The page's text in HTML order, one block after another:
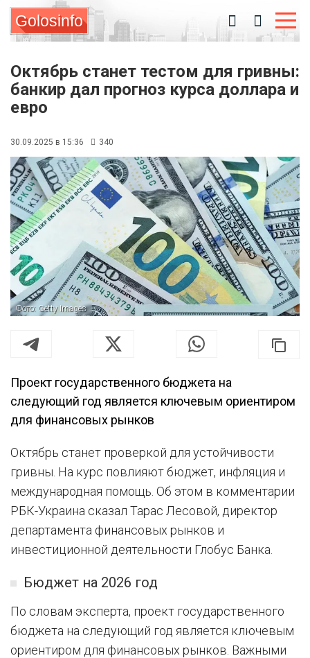
Golosinfo
Октябрь станет тестом для гривны:
банкир дал прогноз курса доллара и
евро
30.09.2025 в 15:36 340
Фото: Getty Images
Проект государственного бюджета на
следующий год является ключевым ориентиром
для финансовых рынков
Октябрь станет проверкой для устойчивости
гривны. На курс повлияют бюджет, инфляция и
международная помощь. Об этом в комментарии
РБК-Украина сказал Тарас Лесовой, директор
департамента финансовых рынков и
инвестиционной деятельности Глобус Банка.
Бюджет на 2026 год
По словам эксперта, проект государственного
бюджета на следующий год является ключевым
ориентиром для финансовых рынков. Важными